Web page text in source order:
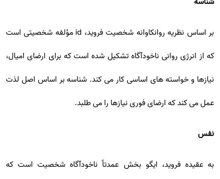
بر اساس نظریه روانکاوانه شخصیت فروید، id مؤلفه شخصیتی است
که از انرژی روانی ناخودآگاه تشکیل شده است که برای ارضای امیال،
نیازها و خواسته های اساسی کار می کند. شناسه بر اساس اصل لذت
عمل می کند که ارضای فوری نیازها را می طلبد.
نفس
به عقیده فروید، ایگو بخش عمدتاً ناخودآگاه شخصیت است که